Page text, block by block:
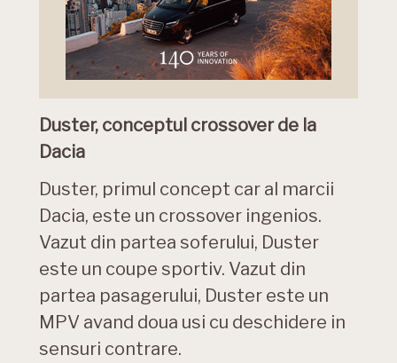
Duster, conceptul crossover de la
Dacia
Duster, primul concept car al marcii
Dacia, este un crossover ingenios.
Vazut din partea soferului, Duster
este un coupe sportiv. Vazut din
partea pasagerului, Duster este un
MPV avand doua usi cu deschidere in
sensuri contrare.